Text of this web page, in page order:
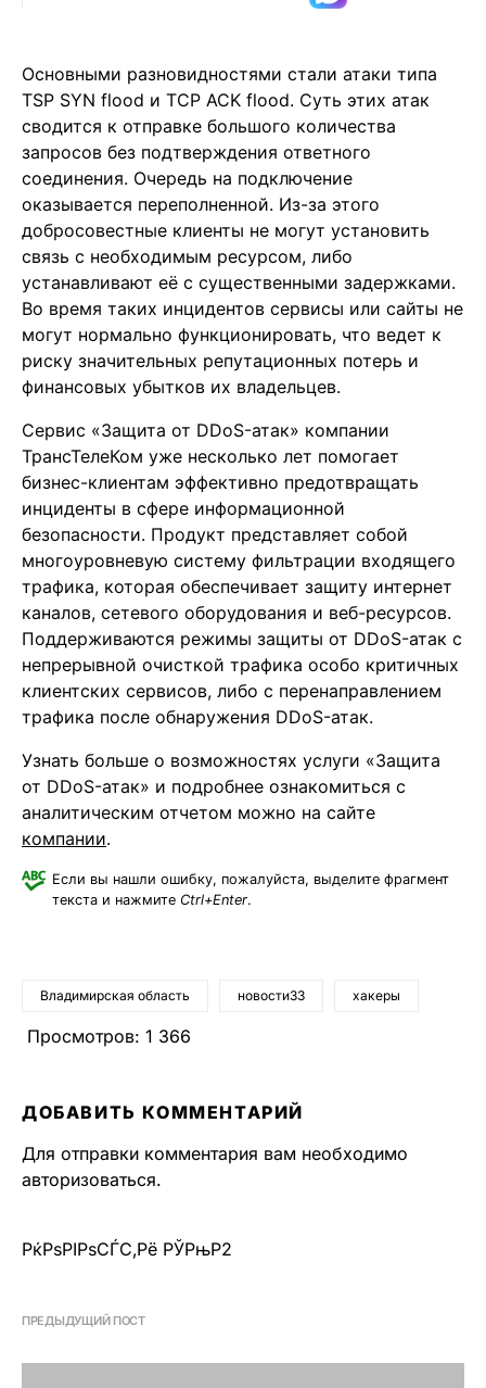
Основными разновидностями стали атаки типа
TSP SYN flood и TCP ACK flood. Суть этих атак
сводится к отправке большого количества
запросов без подтверждения ответного
соединения. Очередь на подключение
оказывается переполненной. Из-за этого
добросовестные клиенты не могут установить
связь c необходимым ресурсом, либо
устанавливают её с существенными задержками.
Во время таких инцидентов сервисы или сайты не
могут нормально функционировать, что ведет к
риску значительных репутационных потерь и
финансовых убытков их владельцев.
Сервис «Защита от DDoS-атак» компании
ТрансТелеКом уже несколько лет помогает
бизнес-клиентам эффективно предотвращать
инциденты в сфере информационной
безопасности. Продукт представляет собой
многоуровневую систему фильтрации входящего
трафика, которая обеспечивает защиту интернет
каналов, сетевого оборудования и веб-ресурсов.
Поддерживаются режимы защиты от DDoS-атак с
непрерывной очисткой трафика особо критичных
клиентских сервисов, либо c перенаправлением
трафика после обнаружения DDoS-атак.
Узнать больше о возможностях услуги «Защита
от DDoS-атак» и подробнее ознакомиться с
аналитическим отчетом можно на сайте
компании.
Если вы нашли ошибку, пожалуйста, выделите фрагмент
текста и нажмите Ctrl+Enter.
Владимирская область новости33 хакеры
Просмотров: 1 366
ДОБАВИТЬ КОММЕНТАРИЙ
Для отправки комментария вам необходимо
авторизоваться.
РќРѕРІРѕСЃС‚Рё РЎРњР2
ПРЕДЫДУЩИЙ ПОСТ